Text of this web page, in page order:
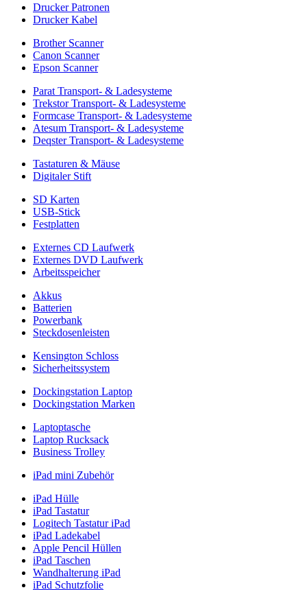
Drucker Patronen
Drucker Kabel
Brother Scanner
Canon Scanner
Epson Scanner
Parat Transport- & Ladesysteme
Trekstor Transport- & Ladesysteme
Formcase Transport- & Ladesysteme
Atesum Transport- & Ladesysteme
Deqster Transport- & Ladesysteme
Tastaturen & Mäuse
Digitaler Stift
SD Karten
USB-Stick
Festplatten
Externes CD Laufwerk
Externes DVD Laufwerk
Arbeitsspeicher
Akkus
Batterien
Powerbank
Steckdosenleisten
Kensington Schloss
Sicherheitssystem
Dockingstation Laptop
Dockingstation Marken
Laptoptasche
Laptop Rucksack
Business Trolley
iPad mini Zubehör
iPad Hülle
iPad Tastatur
Logitech Tastatur iPad
iPad Ladekabel
Apple Pencil Hüllen
iPad Taschen
Wandhalterung iPad
iPad Schutzfolie